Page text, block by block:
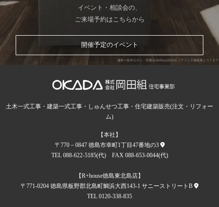
イベント・相談会の、
ご来場予約はこちらから
開催予定のイベント
土木一式工事・建築一式工事・しゅんせつ工事・住宅建築販売(注文・リフォー
ム)
【本社】
〒770－0847 徳島市幸町1丁目47番地の3
TEL 088-622-5185(代) FAX 088-653-0044(代)
【R+house徳島東北島店】
〒771-0204 徳島県板野郡北島町鯛浜大西143-1 サニーストリートB
TEL 0120-338-835